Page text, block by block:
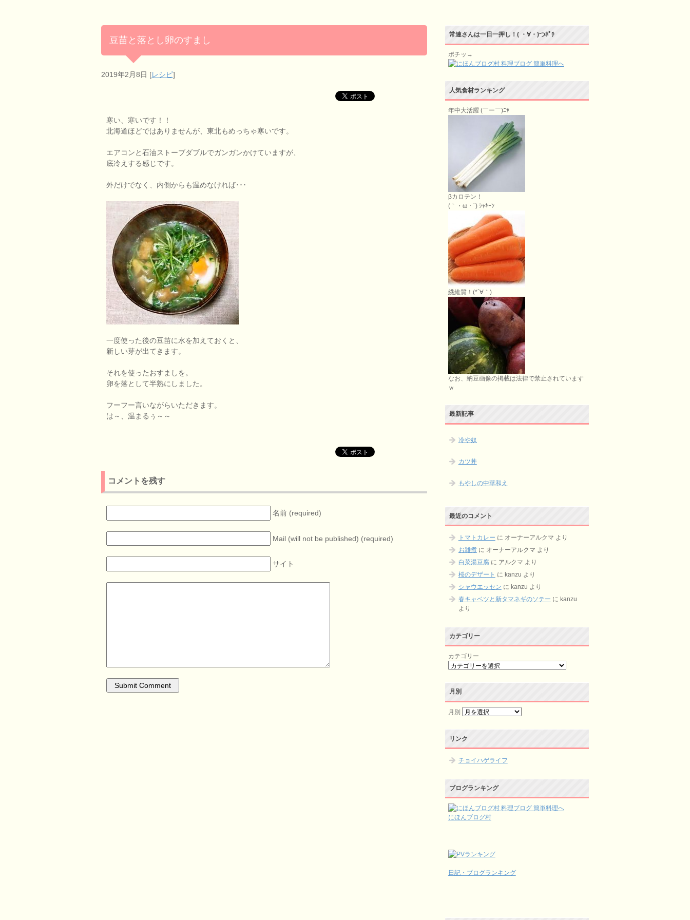
豆苗と落とし卵のすまし
2019年2月8日 [レシピ]
寒い、寒いです！！
北海道ほどではありませんが、東北もめっちゃ寒いです。
エアコンと石油ストーブダブルでガンガンかけていますが、
底冷えする感じです。
外だけでなく、内側からも温めなければ･･･
一度使った後の豆苗に水を加えておくと、
新しい芽が出てきます。
それを使ったおすましを。
卵を落として半熟にしました。
フーフー言いながらいただきます。
は～、温まるぅ～～
コメントを残す
名前 (required)
Mail (will not be published) (required)
サイト
常連さんは一日一押し！( ・∀・)つﾎﾟﾁ
ポチッ→
人気食材ランキング
年中大活躍 (￣ー￣)ﾆﾔ
βカロテン！
(｀・ω・´) ｼｬｷｰﾝ
繊維質！(*´∀｀)
なお、納豆画像の掲載は法律で禁止されています
ｗ
最新記事
冷や奴
カツ丼
もやしの中華和え
最近のコメント
トマトカレー に オーナーアルクマ より
お雑煮に オーナーアルクマ より
白菜湯豆腐に アルクマ より
桜のデザート に kanzu より
シャウエッセン に kanzu より
春キャベツと新タマネギのソテー に kanzu
より
カテゴリー
カテゴリー
月別
月別
リンク
チョイハゲライフ
ブログランキング
にほんブログ村
日記・ブログランキング